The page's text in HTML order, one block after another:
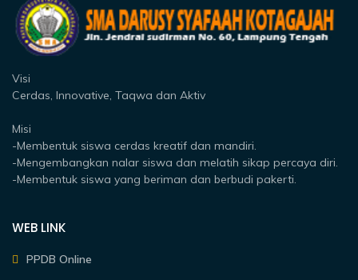
Visi
Cerdas, Innovative, Taqwa dan Aktiv
Misi
-Membentuk siswa cerdas kreatif dan mandiri.
-Mengembangkan nalar siswa dan melatih sikap percaya diri.
-Membentuk siswa yang beriman dan berbudi pakerti.
WEB LINK
PPDB Online